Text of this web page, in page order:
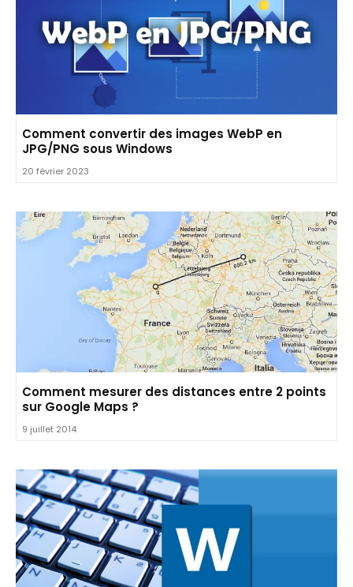
Comment convertir des images WebP en
JPG/PNG sous Windows
20 février 2023
Comment mesurer des distances entre 2 points
sur Google Maps ?
9 juillet 2014